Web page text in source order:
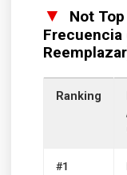
▼
Not
Frecuencia
Ranking
#1